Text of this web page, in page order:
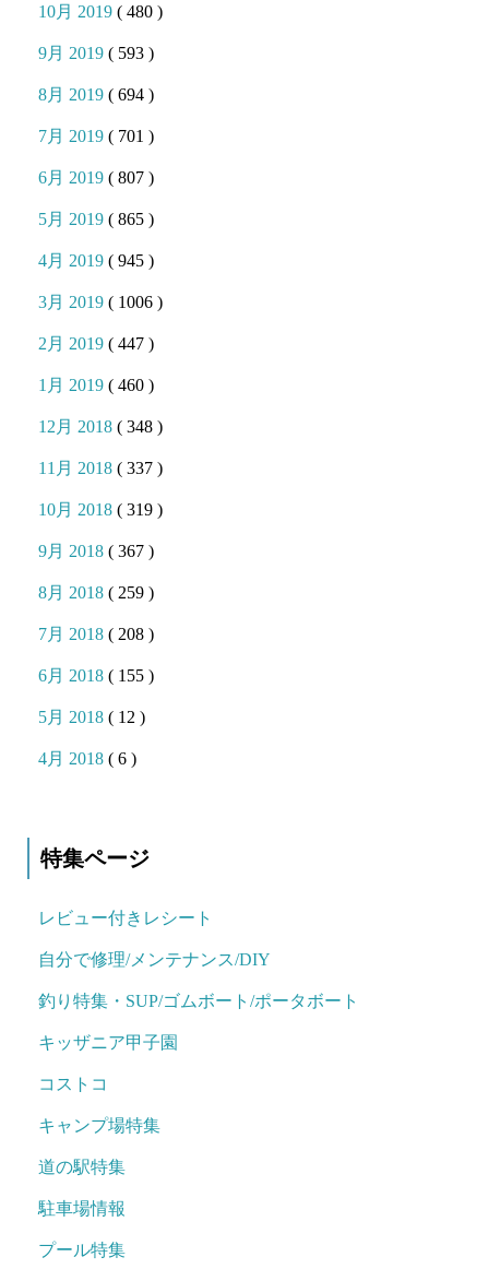
10月 2019( 480 )
9月 2019( 593 )
8月 2019( 694 )
7月 2019( 701 )
6月 2019( 807 )
5月 2019( 865 )
4月 2019( 945 )
3月 2019( 1006 )
2月 2019( 447 )
1月 2019( 460 )
12月 2018( 348 )
11月 2018( 337 )
10月 2018( 319 )
9月 2018( 367 )
8月 2018( 259 )
7月 2018( 208 )
6月 2018( 155 )
5月 2018( 12 )
4月 2018( 6 )
特集ページ
レビュー付きレシート
自分で修理/メンテナンス/DIY
釣り特集・SUP/ゴムボート/ポータボート
キッザニア甲子園
コストコ
キャンプ場特集
道の駅特集
駐車場情報
プール特集